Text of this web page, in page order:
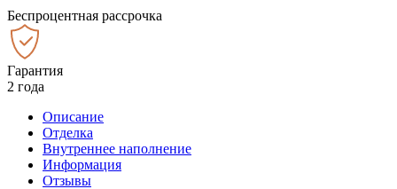
Беспроцентная рассрочка
Гарантия
2 года
Описание
Отделка
Внутреннее наполнение
Информация
Отзывы